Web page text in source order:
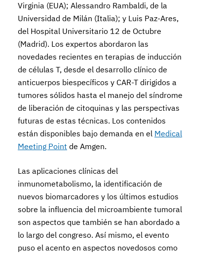
Virginia (EUA); Alessandro Rambaldi, de la
Universidad de Milán (Italia); y Luis Paz-Ares,
del Hospital Universitario 12 de Octubre
(Madrid). Los expertos abordaron las
novedades recientes en terapias de inducción
de células T, desde el desarrollo clínico de
anticuerpos biespecíficos y CAR-T dirigidos a
tumores sólidos hasta el manejo del síndrome
de liberación de citoquinas y las perspectivas
futuras de estas técnicas. Los contenidos
están disponibles bajo demanda en el Medical
Meeting Point de Amgen.
Las aplicaciones clínicas del
inmunometabolismo, la identificación de
nuevos biomarcadores y los últimos estudios
sobre la influencia del microambiente tumoral
son aspectos que también se han abordado a
lo largo del congreso. Así mismo, el evento
puso el acento en aspectos novedosos como